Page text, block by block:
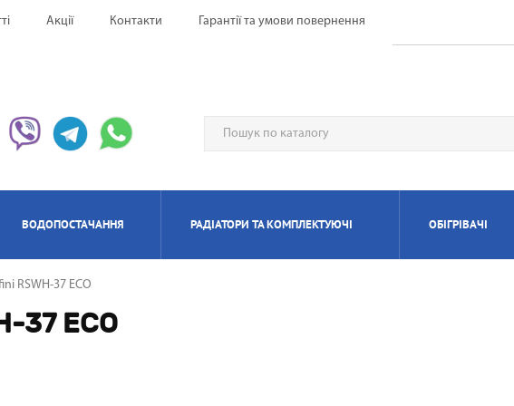
Акції Контакти Гарантії та умови повернення
ВОДОПОСТАЧАННЯ РАДІАТОРИ ТА КОМПЛЕКТУЮЧІ ОБІГРІВАЧІ
RSWH-37 ECO
37 ECO